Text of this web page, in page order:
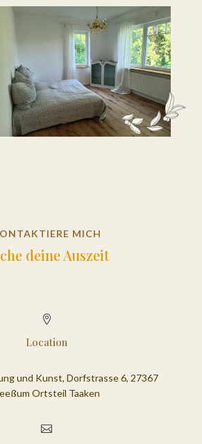
MICH
deine Auszeit

Location
und Kunst, Dorfstrasse 6, 27367
Ortsteil Taaken
